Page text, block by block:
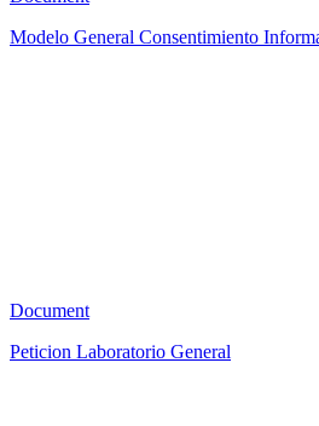
Modelo General Consentimiento
Document
Peticion Laboratorio General